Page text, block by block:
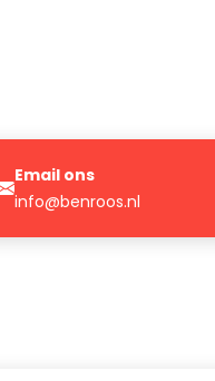
Email ons
info@benroos.nl